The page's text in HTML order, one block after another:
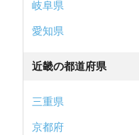
岐阜県
愛知県
近畿の都道府県
三重県
京都府